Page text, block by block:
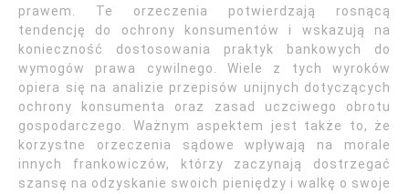
prawem. Te orzeczenia potwierdzają rosnącą
tendencję do ochrony konsumentów i wskazują na
konieczność dostosowania praktyk bankowych do
wymogów prawa cywilnego. Wiele z tych wyroków
opiera się na analizie przepisów unijnych dotyczących
ochrony konsumenta oraz zasad uczciwego obrotu
gospodarczego. Ważnym aspektem jest także to, że
korzystne orzeczenia sądowe wpływają na morale
innych frankowiczów, którzy zaczynają dostrzegać
szansę na odzyskanie swoich pieniędzy i walkę o swoje